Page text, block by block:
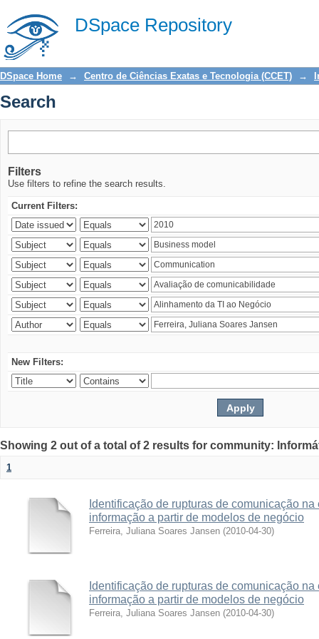
DSpace Repository
Search
DSpace Home → Centro de Ciências Exatas e Tecnologia (CCET) →
Search
Filters
Use filters to refine the search results.
Current Filters:
New Filters:
Showing 2 out of a total of 2 results for community:
1
Identificação de rupturas de comunicação
informação a partir de modelos de negócio
Ferreira, Juliana Soares Jansen (2010-04-30)
Identificação de rupturas de comunicação
informação a partir de modelos de negócio
Ferreira, Juliana Soares Jansen (2010-04-30)